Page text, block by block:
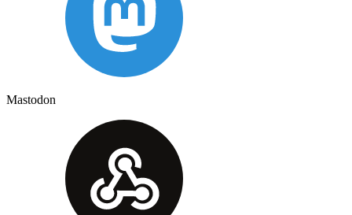
Mastodon